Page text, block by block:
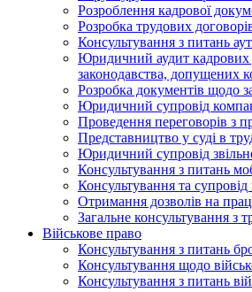
Розроблення кадрової
Розробка трудових
Консультування з питань
Юридичний аудит кадрових
законодавства, допущених
Розробка документів щодо
Юридичний супровід
Проведення переговорів з
Представництво у суді в
Юридичний супровід
Консультування з питань
Консультування та
Отримання дозволів на
Загальне консультування з
Військове право
Консультування з питань
Консультування щодо
Консультування з питань